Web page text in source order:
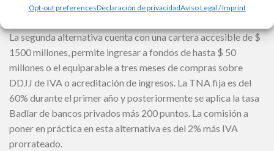
Opt-out preferencesDeclaración de privacidadAviso Legal / Imprint
comisión que aplica es de 1% más IVA prorrateado.
La segunda alternativa cuenta con una cartera accesible de $
1500 millones, permite ingresar a fondos de hasta $ 50
millones o el equiparable a tres meses de compras sobre
DDJJ de IVA o acreditación de ingresos. La TNA fija es del
60% durante el primer año y posteriormente se aplica la tasa
Badlar de bancos privados más 200 puntos. La comisión a
poner en práctica en esta alternativa es del 2% más IVA
prorrateado.